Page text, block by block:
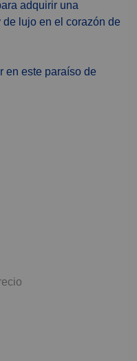
adquirir una
lujo en el corazón de
en este paraíso de